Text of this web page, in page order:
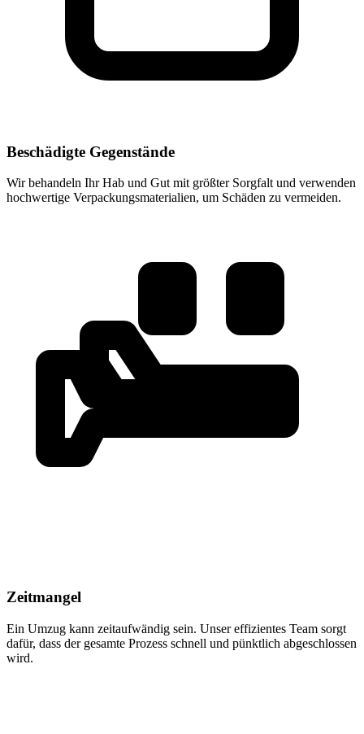
Beschädigte Gegenstände
Wir behandeln Ihr Hab und Gut mit größter Sorgfalt und verwenden
hochwertige Verpackungsmaterialien, um Schäden zu vermeiden.
Zeitmangel
Ein Umzug kann zeitaufwändig sein. Unser effizientes Team sorgt
dafür, dass der gesamte Prozess schnell und pünktlich abgeschlossen
wird.